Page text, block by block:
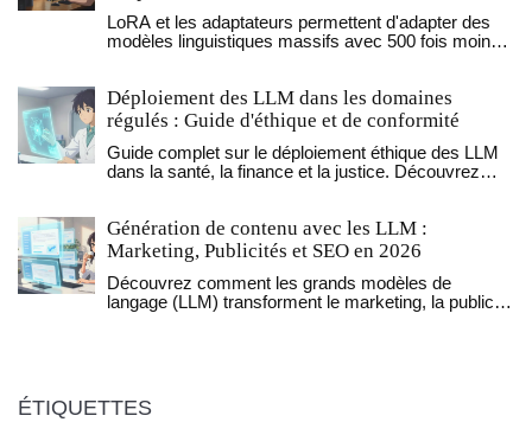
LoRA et les adaptateurs permettent d'adapter des
modèles linguistiques massifs avec 500 fois moins
avantages, leurs limites et les meilleurs outils en
2026.
Déploiement des LLM dans les domaines
régulés : Guide d'éthique et de conformité
Guide complet sur le déploiement éthique des LLM
dans la santé, la finance et la justice. Découvrez
Génération de contenu avec les LLM :
Marketing, Publicités et SEO en 2026
Découvrez comment les grands modèles de
langage (LLM) transforment le marketing, la publicité
ÉTIQUETTES